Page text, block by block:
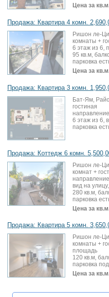
Цена за
Продажа: Квартира 4 комн.
Ришон ле-
комнаты +
6 этаж из 6,
95 кв.м,
парковка
Цена за
Продажа: Квартира 3 комн.
Бат-Ям,
гостиная
6 этаж из 6,
парковка
Продажа: Коттедж 6 комн.
Ришон ле-
комнат +
вид на
280 кв.м,
парковка
Цена за
Продажа: Квартира 5 комн.
Ришон ле-
комнаты +
площадь
120 кв.м,
парковка
Цена за